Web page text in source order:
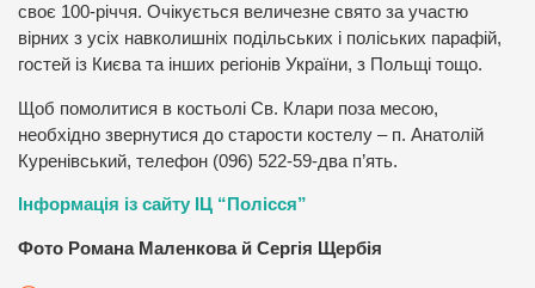
своє 100-річчя. Очікується величезне свято за участю
вірних з усіх навколишніх подільських і поліських парафій,
гостей із Києва та інших регіонів України, з Польщі тощо.
Щоб помолитися в костьолі Св. Клари поза месою,
необхідно звернутися до старости костелу – п. Анатолій
Куренівський, телефон (096) 522-59-два п’ять.
Інформація із сайту ІЦ “Полісся”
Фото Романа Маленкова й Сергія Щербія